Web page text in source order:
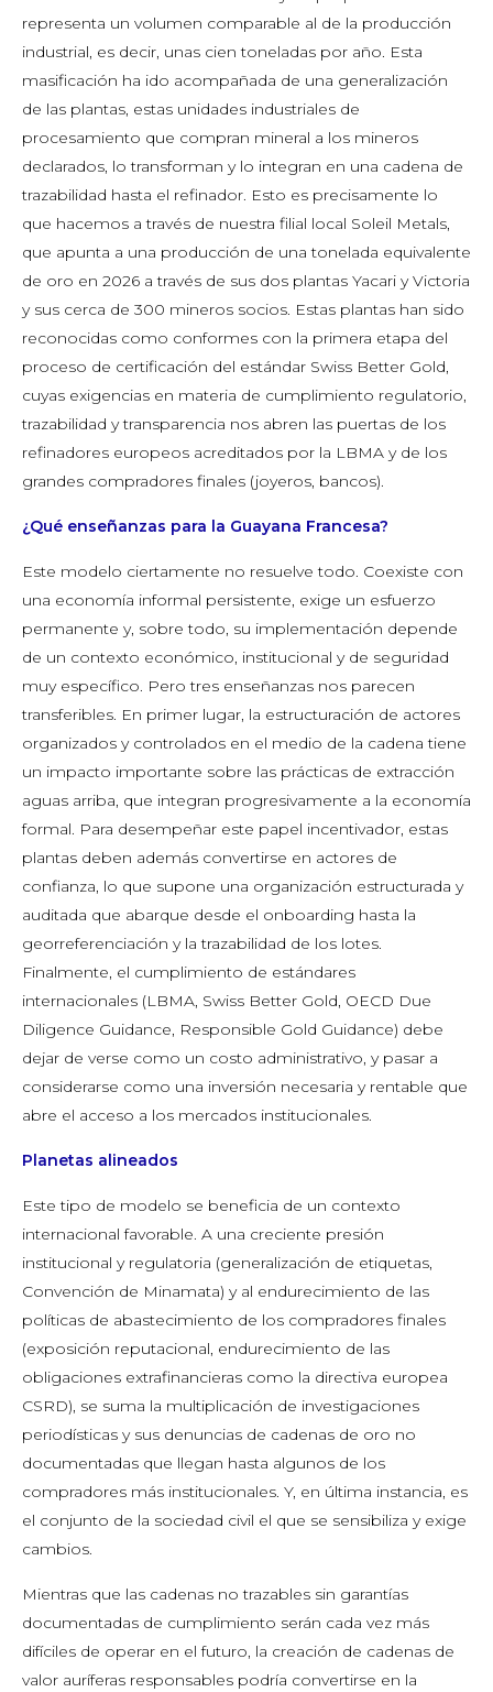
representa un volumen comparable al de la producción
industrial, es decir, unas cien toneladas por año. Esta
masificación ha ido acompañada de una generalización
de las plantas, estas unidades industriales de
procesamiento que compran mineral a los mineros
declarados, lo transforman y lo integran en una cadena de
trazabilidad hasta el refinador. Esto es precisamente lo
que hacemos a través de nuestra filial local Soleil Metals,
que apunta a una producción de una tonelada equivalente
de oro en 2026 a través de sus dos plantas Yacari y Victoria
y sus cerca de 300 mineros socios. Estas plantas han sido
reconocidas como conformes con la primera etapa del
proceso de certificación del estándar Swiss Better Gold,
cuyas exigencias en materia de cumplimiento regulatorio,
trazabilidad y transparencia nos abren las puertas de los
refinadores europeos acreditados por la LBMA y de los
grandes compradores finales (joyeros, bancos).
¿Qué enseñanzas para la Guayana Francesa?
Este modelo ciertamente no resuelve todo. Coexiste con
una economía informal persistente, exige un esfuerzo
permanente y, sobre todo, su implementación depende
de un contexto económico, institucional y de seguridad
muy específico. Pero tres enseñanzas nos parecen
transferibles. En primer lugar, la estructuración de actores
organizados y controlados en el medio de la cadena tiene
un impacto importante sobre las prácticas de extracción
aguas arriba, que integran progresivamente a la economía
formal. Para desempeñar este papel incentivador, estas
plantas deben además convertirse en actores de
confianza, lo que supone una organización estructurada y
auditada que abarque desde el onboarding hasta la
georreferenciación y la trazabilidad de los lotes.
Finalmente, el cumplimiento de estándares
internacionales (LBMA, Swiss Better Gold, OECD Due
Diligence Guidance, Responsible Gold Guidance) debe
dejar de verse como un costo administrativo, y pasar a
considerarse como una inversión necesaria y rentable que
abre el acceso a los mercados institucionales.
Planetas alineados
Este tipo de modelo se beneficia de un contexto
internacional favorable. A una creciente presión
institucional y regulatoria (generalización de etiquetas,
Convención de Minamata) y al endurecimiento de las
políticas de abastecimiento de los compradores finales
(exposición reputacional, endurecimiento de las
obligaciones extrafinancieras como la directiva europea
CSRD), se suma la multiplicación de investigaciones
periodísticas y sus denuncias de cadenas de oro no
documentadas que llegan hasta algunos de los
compradores más institucionales. Y, en última instancia, es
el conjunto de la sociedad civil el que se sensibiliza y exige
cambios.
Mientras que las cadenas no trazables sin garantías
documentadas de cumplimiento serán cada vez más
difíciles de operar en el futuro, la creación de cadenas de
valor auríferas responsables podría convertirse en la